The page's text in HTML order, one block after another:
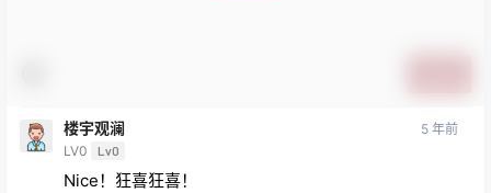
楼宇观澜
LV0 Lv0
5 年前
Nice！狂喜狂喜！